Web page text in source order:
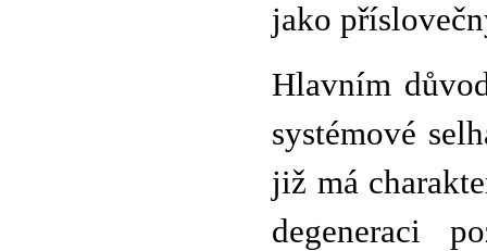
jako
Hlavním
systémové
již má
degeneraci